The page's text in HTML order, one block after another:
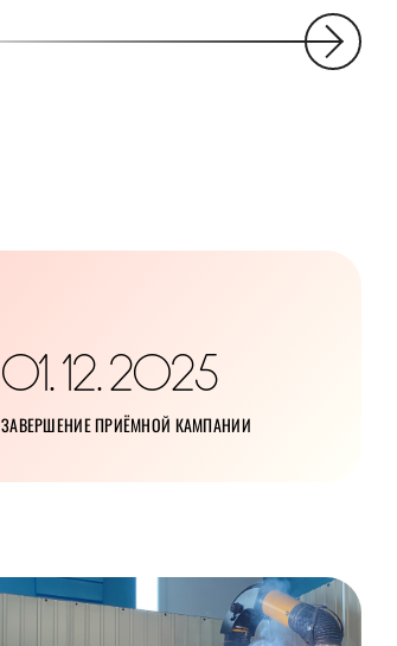
01 12 2025
ЗАВЕРШЕНИЕ ПРИЁМНОЙ КАМПАНИИ